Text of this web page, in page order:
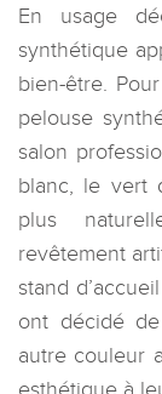
En usage
synthétique
bien-être.
pelouse
salon
blanc, le vert
plus
revêtement
stand
ont décidé
autre couleur